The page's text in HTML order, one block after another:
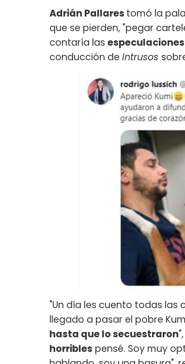
Adrián Pallares tomó la
que se pierden, "pegar
contaría las
conducción de Intrusos
"Un día les cuento todas las
llegado a pasar el pobre
hasta que lo secuestraron
horribles pensé. Soy muy